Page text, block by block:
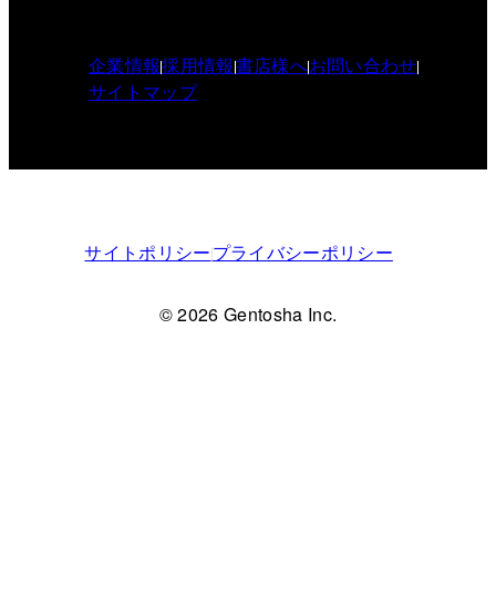
企業情報採用情報書店様へお問い合わせ
サイトマップ
サイトポリシープライバシーポリシー
© 2026 Gentosha Inc.